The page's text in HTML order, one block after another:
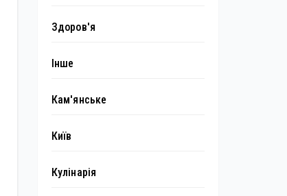
Здоров'я
Інше
Кам'янське
Київ
Кулінарія